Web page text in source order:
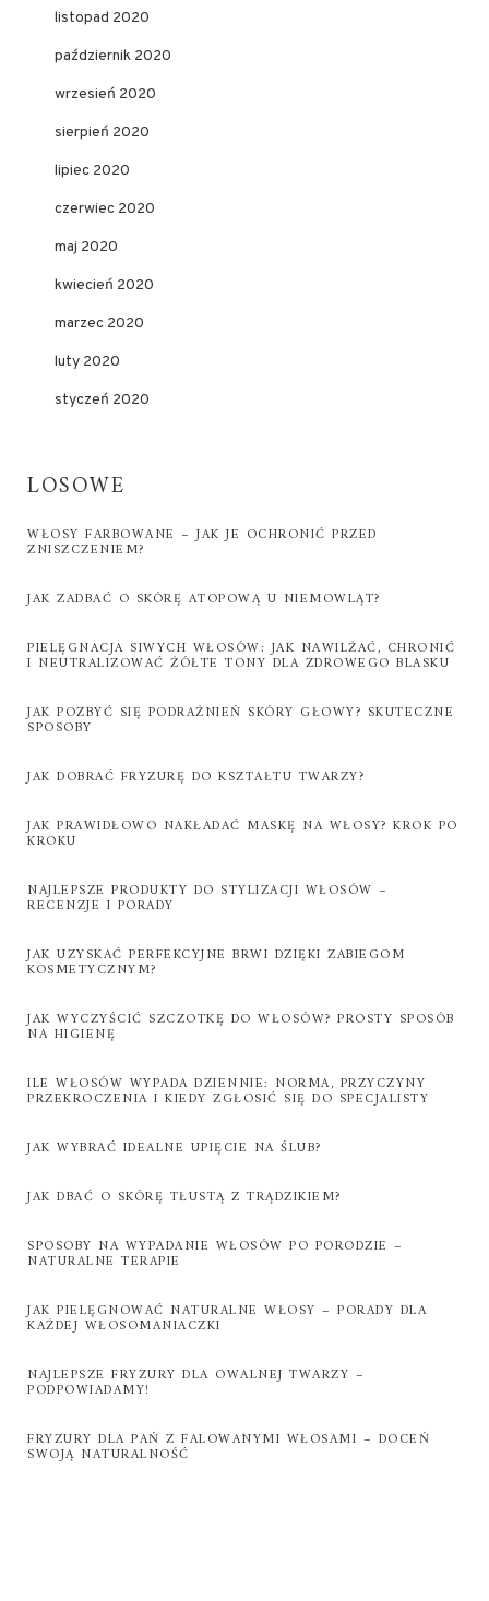
listopad 2020
październik 2020
wrzesień 2020
sierpień 2020
lipiec 2020
czerwiec 2020
maj 2020
kwiecień 2020
marzec 2020
luty 2020
styczeń 2020
LOSOWE
WŁOSY FARBOWANE – JAK JE OCHRONIĆ PRZED
ZNISZCZENIEM?
JAK ZADBAĆ O SKÓRĘ ATOPOWĄ U NIEMOWLĄT?
PIELĘGNACJA SIWYCH WŁOSÓW: JAK NAWILŻAĆ, CHRONIĆ
I NEUTRALIZOWAĆ ŻÓŁTE TONY DLA ZDROWEGO BLASKU
JAK POZBYĆ SIĘ PODRAŻNIEŃ SKÓRY GŁOWY? SKUTECZNE
SPOSOBY
JAK DOBRAĆ FRYZURĘ DO KSZTAŁTU TWARZY?
JAK PRAWIDŁOWO NAKŁADAĆ MASKĘ NA WŁOSY? KROK PO
KROKU
NAJLEPSZE PRODUKTY DO STYLIZACJI WŁOSÓW –
RECENZJE I PORADY
JAK UZYSKAĆ PERFEKCYJNE BRWI DZIĘKI ZABIEGOM
KOSMETYCZNYM?
JAK WYCZYŚCIĆ SZCZOTKĘ DO WŁOSÓW? PROSTY SPOSÓB
NA HIGIENĘ
ILE WŁOSÓW WYPADA DZIENNIE: NORMA, PRZYCZYNY
PRZEKROCZENIA I KIEDY ZGŁOSIĆ SIĘ DO SPECJALISTY
JAK WYBRAĆ IDEALNE UPIĘCIE NA ŚLUB?
JAK DBAĆ O SKÓRĘ TŁUSTĄ Z TRĄDZIKIEM?
SPOSOBY NA WYPADANIE WŁOSÓW PO PORODZIE –
NATURALNE TERAPIE
JAK PIELĘGNOWAĆ NATURALNE WŁOSY – PORADY DLA
KAŻDEJ WŁOSOMANIACZKI
NAJLEPSZE FRYZURY DLA OWALNEJ TWARZY –
PODPOWIADAMY!
FRYZURY DLA PAŃ Z FALOWANYMI WŁOSAMI – DOCEŃ
SWOJĄ NATURALNOŚĆ